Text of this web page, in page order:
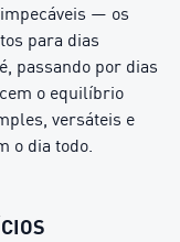
​​— os
para dias
passando por dias
o equilíbrio
versáteis e
o dia todo.